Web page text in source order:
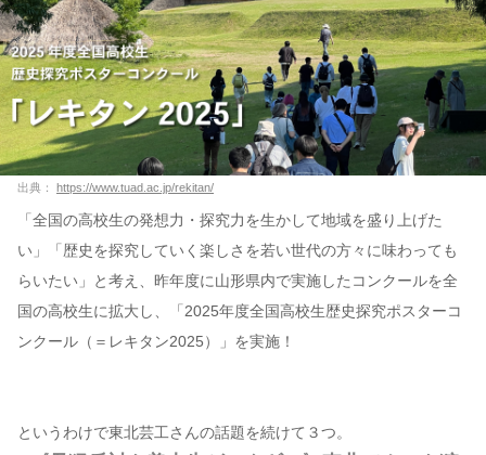
出典： https://www.tuad.ac.jp/rekitan/
「全国の高校生の発想力・探究力を生かして地域を盛り上げた
い」「歴史を探究していく楽しさを若い世代の方々に味わっても
らいたい」と考え、昨年度に山形県内で実施したコンクールを全
国の高校生に拡大し、「2025年度全国高校生歴史探究ポスターコ
ンクール（＝レキタン2025）」を実施！
というわけで東北芸工さんの話題を続けて３つ。